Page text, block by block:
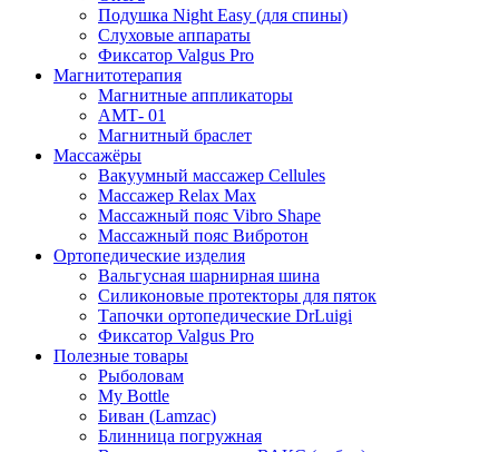
Подушка Night Easy (для спины)
Слуховые аппараты
Фиксатор Valgus Pro
Магнитотерапия
Магнитные аппликаторы
АМТ- 01
Магнитный браслет
Массажёры
Вакуумный массажер Cellules
Массажер Relax Max
Массажный пояс Vibro Shape
Массажный пояс Вибротон
Ортопедические изделия
Вальгусная шарнирная шина
Силиконовые протекторы для пяток
Тапочки ортопедические DrLuigi
Фиксатор Valgus Pro
Полезные товары
Рыболовам
My Bottle
Биван (Lamzac)
Блинница погружная